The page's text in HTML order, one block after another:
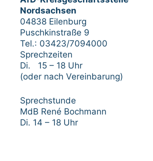
Nordsachsen
04838 Eilenburg
Puschkinstraße 9
Tel.: 03423/7094000
Sprechzeiten
Di. 15 – 18 Uhr
(oder nach Vereinbarung)
Sprechstunde
MdB René Bochmann
Di. 14 – 18 Uhr